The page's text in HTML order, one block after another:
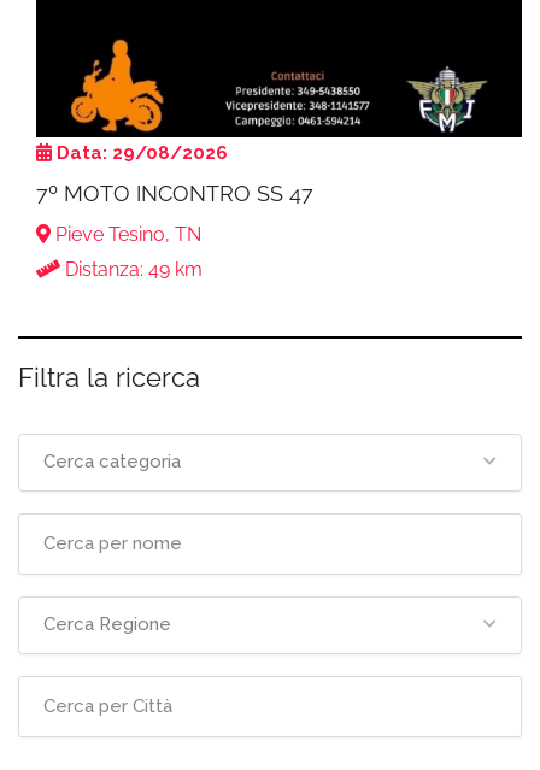
Data: 29/08/2026
7º MOTO INCONTRO SS 47
Pieve Tesino, TN
Distanza: 49 km
Filtra la ricerca
Cerca categoria
Cerca Regione